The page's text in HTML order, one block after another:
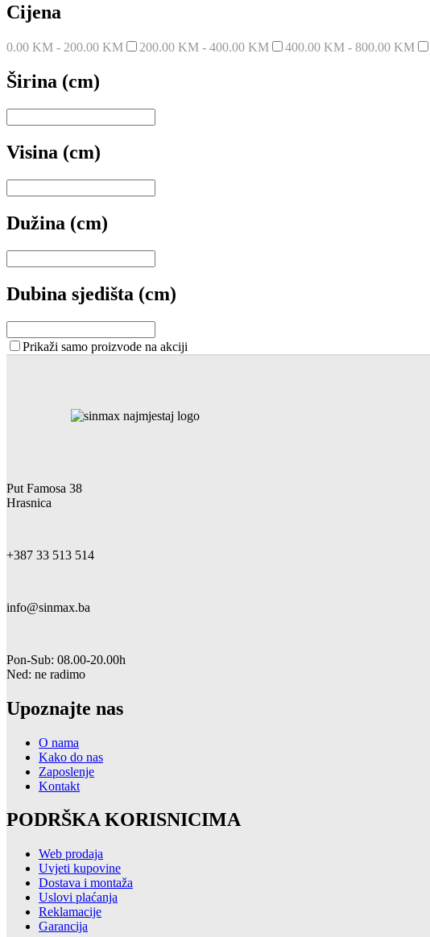
Cijena
0.00 KM - 200.00 KM 200.00 KM - 400.00 KM 400.00 KM - 800.00 KM
Širina (cm)
Visina (cm)
Dužina (cm)
Dubina sjedišta (cm)
Prikaži samo proizvode na akciji
Put Famosa 38
Hrasnica
+387 33 513 514
info@sinmax.ba
Pon-Sub: 08.00-20.00h
Ned: ne radimo
Upoznajte nas
O nama
Kako do nas
Zaposlenje
Kontakt
PODRŠKA KORISNICIMA
Web prodaja
Uvjeti kupovine
Dostava i montaža
Uslovi plaćanja
Reklamacije
Garancija